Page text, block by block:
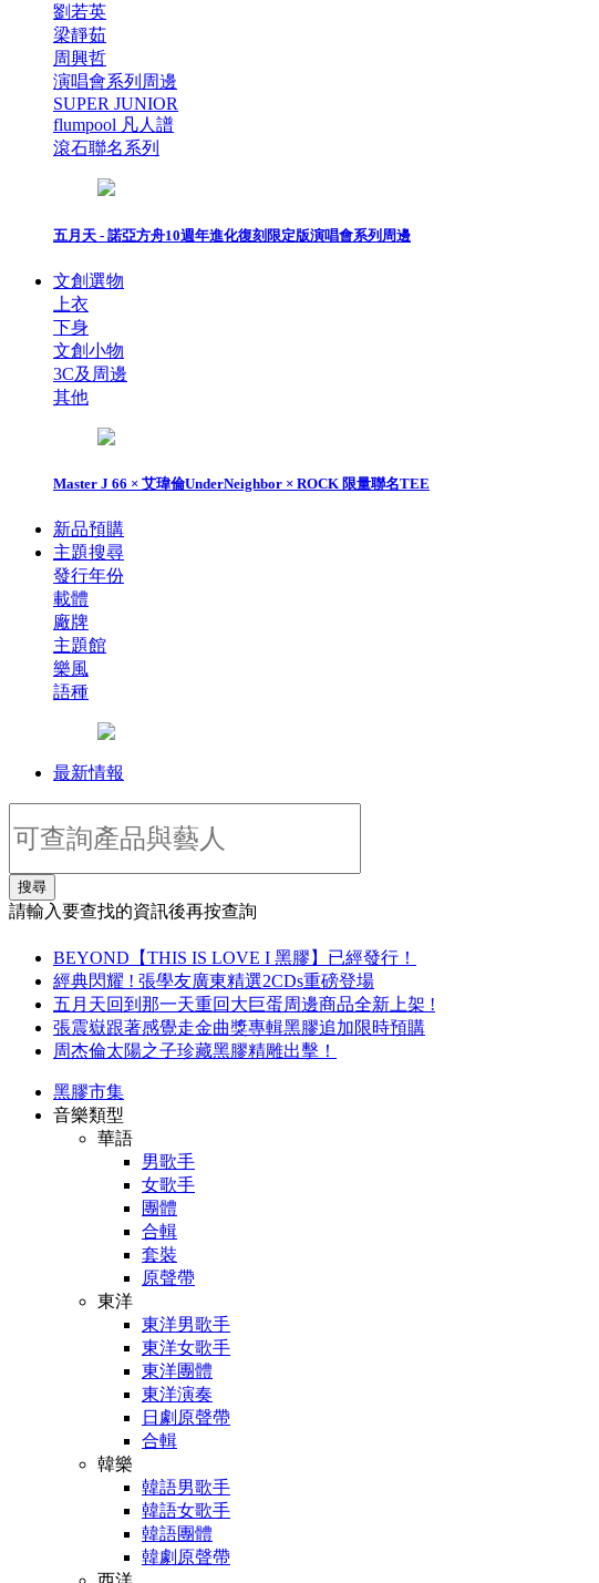
劉若英
梁靜茹
周興哲
演唱會系列周邊
SUPER JUNIOR
flumpool 凡人譜
滾石聯名系列
五月天 - 諾亞方舟10週年進化復刻限定版演唱會系列周邊
文創選物
上衣
下身
文創小物
3C及周邊
其他
Master J 66 × 艾瑋倫UnderNeighbor × ROCK 限量聯名TEE
新品預購
主題搜尋
發行年份
載體
廠牌
主題館
樂風
語種
最新情報
搜尋
請輸入要查找的資訊後再按查詢
BEYOND【THIS IS LOVE I 黑膠】已經發行！
經典閃耀 ! 張學友廣東精選2CDs重磅登場
五月天回到那一天重回大巨蛋周邊商品全新上架 !
張震嶽跟著感覺走金曲獎專輯黑膠追加限時預購
周杰倫太陽之子珍藏黑膠精雕出擊！
黑膠市集
音樂類型
華語
男歌手
女歌手
團體
合輯
套裝
原聲帶
東洋
東洋男歌手
東洋女歌手
東洋團體
東洋演奏
日劇原聲帶
合輯
韓樂
韓語男歌手
韓語女歌手
韓語團體
韓劇原聲帶